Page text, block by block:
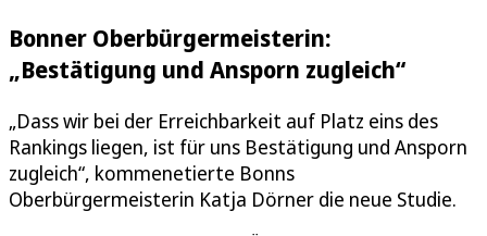
Bonner Oberbürgermeisterin:
„Bestätigung und Ansporn zugleich“
„Dass wir bei der Erreichbarkeit auf Platz eins des
Rankings liegen, ist für uns Bestätigung und Ansporn
zugleich“, kommenetierte Bonns
Oberbürgermeisterin Katja Dörner die neue Studie.